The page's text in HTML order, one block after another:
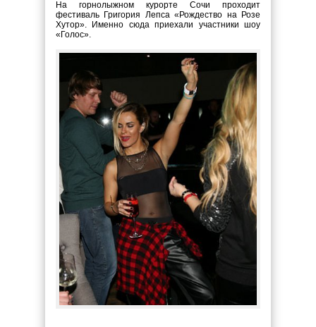
На горнолыжном курорте Сочи проходит
фестиваль Григория Лепса «Рождество на Розе
Хутор». Именно сюда приехали участники шоу
«Голос».